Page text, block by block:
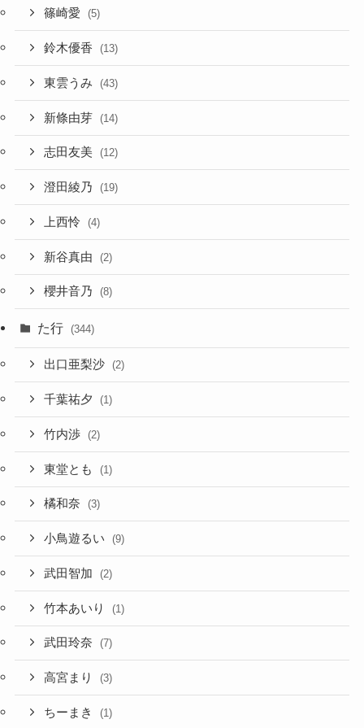
篠崎愛 (5)
鈴木優香 (13)
東雲うみ (43)
新條由芽 (14)
志田友美 (12)
澄田綾乃 (19)
上西怜 (4)
新谷真由 (2)
櫻井音乃 (8)
た行 (344)
出口亜梨沙 (2)
千葉祐夕 (1)
竹内渉 (2)
東堂とも (1)
橘和奈 (3)
小鳥遊るい (9)
武田智加 (2)
竹本あいり (1)
武田玲奈 (7)
高宮まり (3)
ちーまき (1)